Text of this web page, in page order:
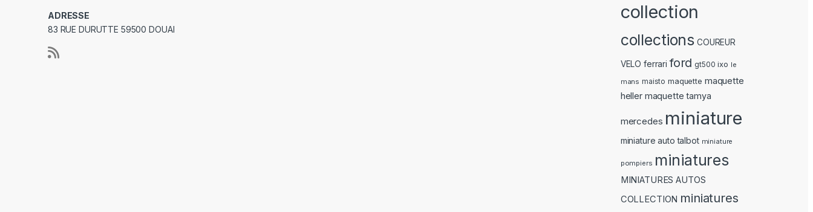
ADRESSE
83 RUE DURUTTE 59500 DOUAI
collection
collections COUREUR
VELO ferrari ford gt500 ixo le
mans maisto maquette maquette
heller maquette tamya
mercedes miniature
miniature auto talbot miniature
pompiers miniatures
MINIATURES AUTOS
COLLECTION miniatures